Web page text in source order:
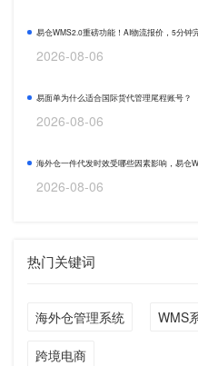
易仓WMS2.0重磅功能！AI物流报价，5分钟
2026-08-06
易面单为什么适合国际货代管理尾程账号？
2026-08-06
海外仓一件代发时效受哪些因素影响，易仓
2026-08-06
热门关键词
海外仓管理系统 WMS
跨境电商